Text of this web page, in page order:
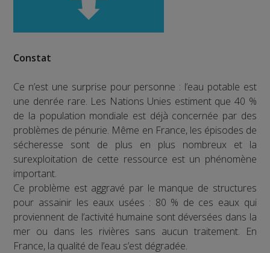
Constat
Ce n’est une surprise pour personne : l’eau potable est
une denrée rare. Les Nations Unies estiment que 40 %
de la population mondiale est déjà concernée par des
problèmes de pénurie. Même en France, les épisodes de
sécheresse sont de plus en plus nombreux et la
surexploitation de cette ressource est un phénomène
important.
Ce problème est aggravé par le manque de structures
pour assainir les eaux usées : 80 % de ces eaux qui
proviennent de l’activité humaine sont déversées dans la
mer ou dans les rivières sans aucun traitement. En
France, la qualité de l’eau s’est dégradée.